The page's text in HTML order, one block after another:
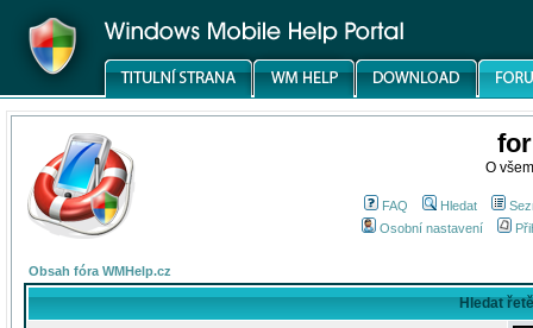
O
FAQ Hledat
Osobní nastavení
Obsah fóra WMHelp.cz
Hledat